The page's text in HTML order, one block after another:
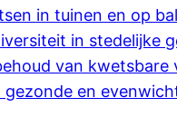
in tuinen en op
in stedelijke
van kwetsbare
gezonde en